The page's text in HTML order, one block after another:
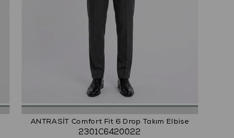
ANTRASİT Comfort Fit 6 Drop Takım Elbise
2301C6420022